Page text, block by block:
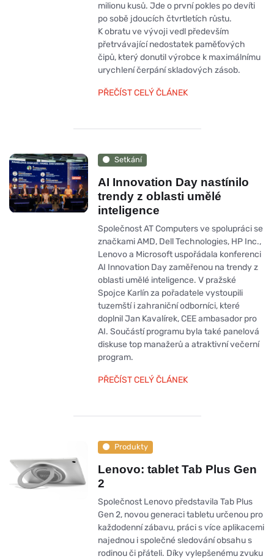
milionu kusů. Jde o první pokles po devíti
po sobě jdoucích čtvrtletích růstu.
K obratu ve vývoji vedl především
přetrvávající nedostatek paměťových
čipů, který donutil výrobce k maximálnímu
urychlení čerpání skladových zásob.
PŘEČÍST CELÝ ČLÁNEK
Setkání
AI Innovation Day nastínilo
trendy z oblasti umělé
inteligence
Společnost AT Computers ve spolupráci se
značkami AMD, Dell Technologies, HP Inc.,
Lenovo a Microsoft uspořádala konferenci
AI Innovation Day zaměřenou na trendy z
oblasti umělé inteligence. V pražské
Spojce Karlín za pořadatele vystoupili
tuzemští i zahraniční odborníci, které
doplnil Jan Kavalírek, CEE ambasador pro
AI. Součástí programu byla také panelová
diskuse top manažerů a atraktivní večerní
program.
PŘEČÍST CELÝ ČLÁNEK
Produkty
Lenovo: tablet Tab Plus Gen
2
Společnost Lenovo představila Tab Plus
Gen 2, novou generaci tabletu určenou pro
každodenní zábavu, práci s více aplikacemi
najednou i společné sledování obsahu s
rodinou či přáteli. Díky vylepšenému zvuku